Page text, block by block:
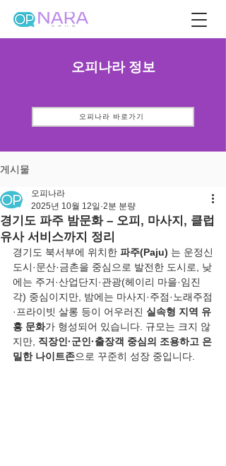
오피나라 정보
오피나라 바로가기
게시물
경기도 파주 밤문화 – 오피, 마사지, 클럽
유사 서비스까지 정리
오피나라
2025년 10월 12일 2분 분량
경기도 북서부에 위치한 파주(Paju) 는 운정신
도시·문산·금촌을 중심으로 발전한 도시로, 낮
에는 주거·산업단지·관광(헤이리 마을·임진
각) 중심이지만, 밤에는 마사지·주점·노래주점
·프라이빗 살롱 등이 어우러진 실속형 지역 유
흥 문화가 형성되어 있습니다. 규모는 크지 않
지만, 직장인·군인·출장객 중심의 조용하고 은
밀한 나이트존으로 꾸준히 성장 중입니다.